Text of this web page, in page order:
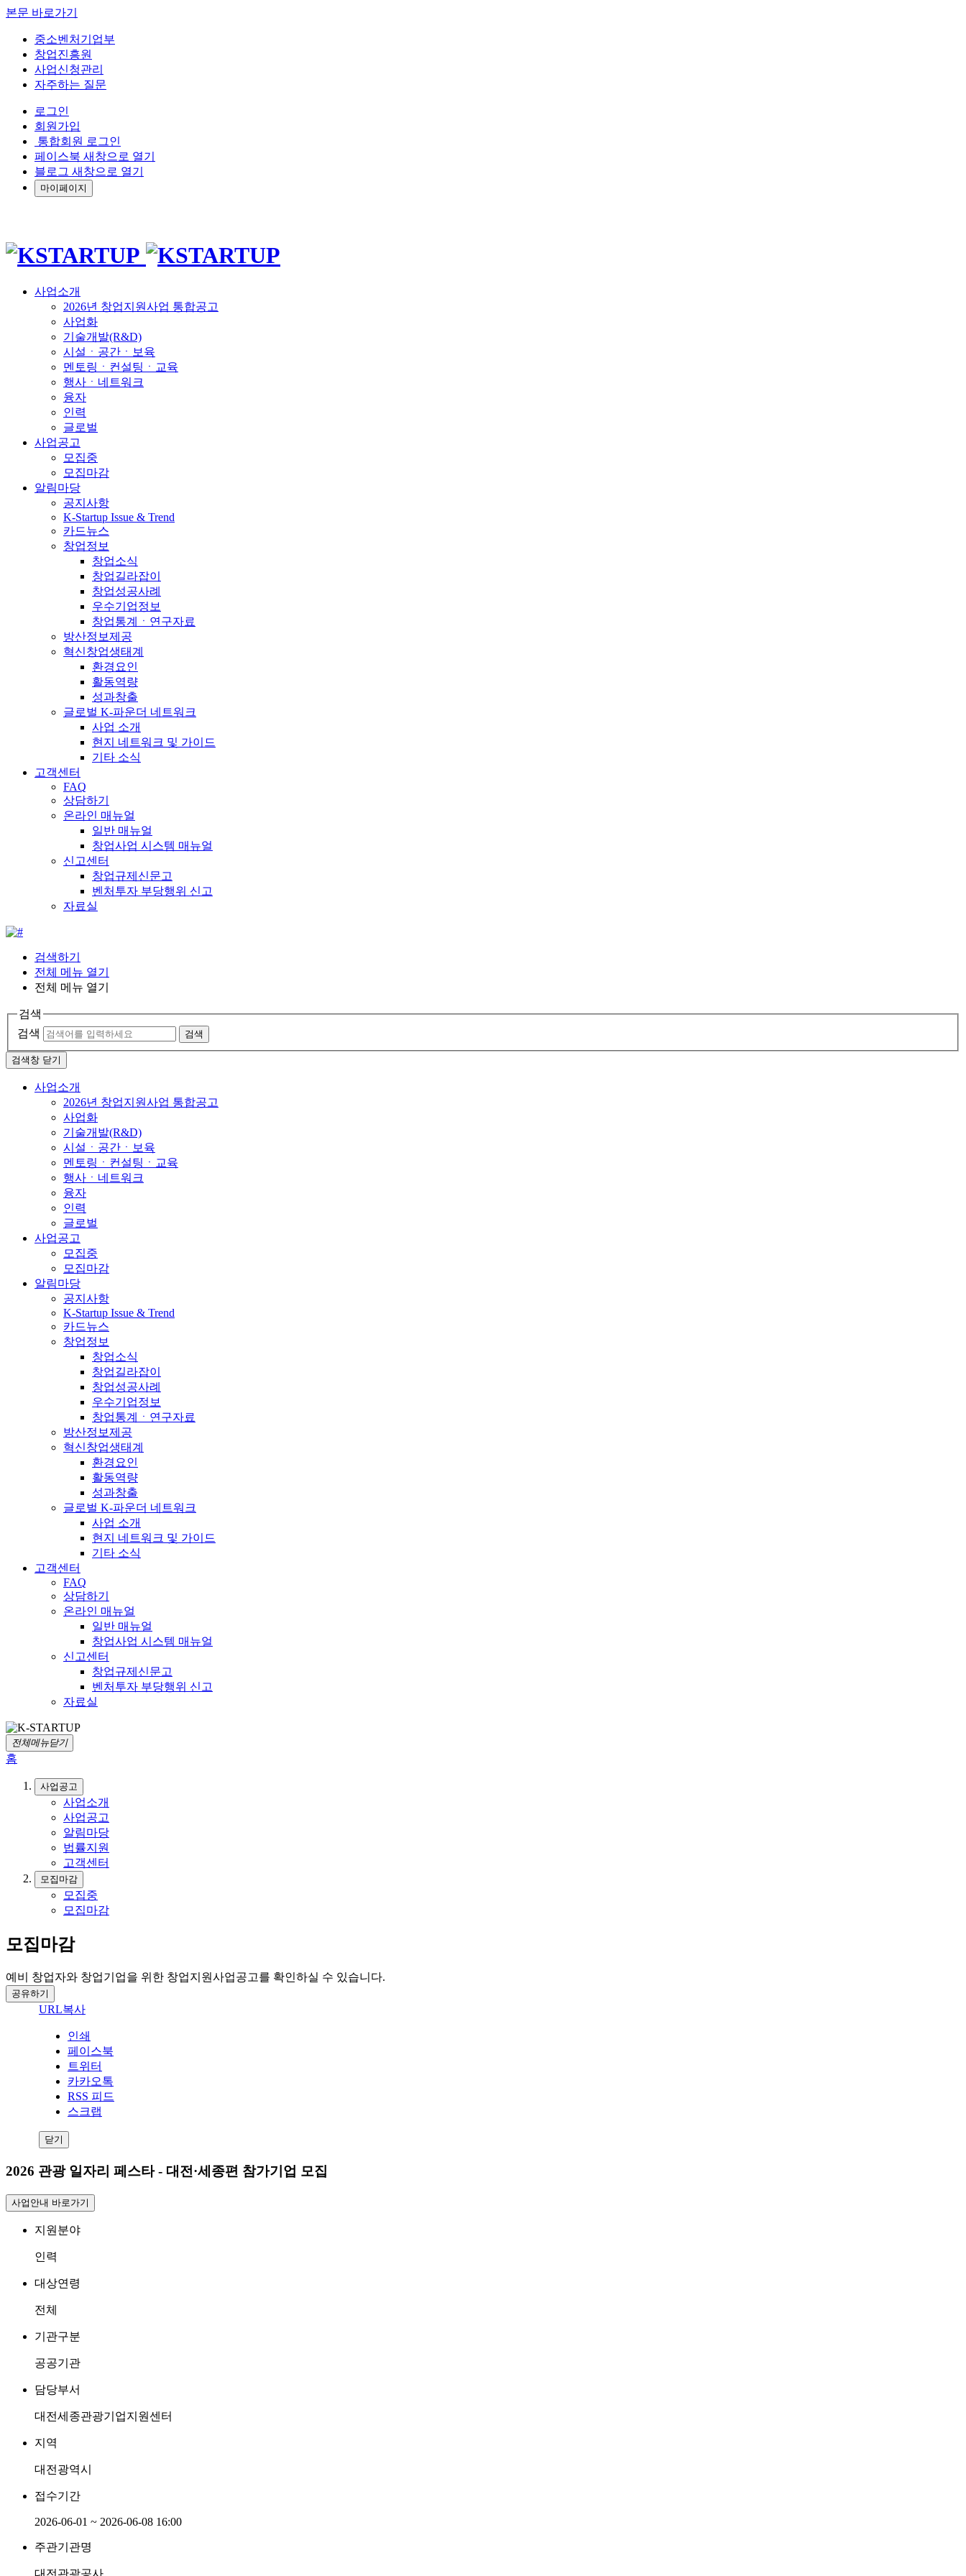
본문 바로가기
중소벤처기업부
창업진흥원
사업신청관리
자주하는 질문
로그인
회원가입
통합회원 로그인
페이스북 새창으로 열기
블로그 새창으로 열기
마이페이지
사업소개
2026년 창업지원사업 통합공고
사업화
기술개발(R&D)
시설ㆍ공간ㆍ보육
멘토링ㆍ컨설팅ㆍ교육
행사ㆍ네트워크
융자
인력
글로벌
사업공고
모집중
모집마감
알림마당
공지사항
K-Startup Issue & Trend
카드뉴스
창업정보
창업소식
창업길라잡이
창업성공사례
우수기업정보
창업통계ㆍ연구자료
방산정보제공
혁신창업생태계
환경요인
활동역량
성과창출
글로벌 K-파운더 네트워크
사업 소개
현지 네트워크 및 가이드
기타 소식
고객센터
FAQ
상담하기
온라인 매뉴얼
일반 매뉴얼
창업사업 시스템 매뉴얼
신고센터
창업규제신문고
벤처투자 부당행위 신고
자료실
검색하기
전체 메뉴 열기
전체 메뉴 열기
검색
검색
검색
검색창 닫기
사업소개
2026년 창업지원사업 통합공고
사업화
기술개발(R&D)
시설ㆍ공간ㆍ보육
멘토링ㆍ컨설팅ㆍ교육
행사ㆍ네트워크
융자
인력
글로벌
사업공고
모집중
모집마감
알림마당
공지사항
K-Startup Issue & Trend
카드뉴스
창업정보
창업소식
창업길라잡이
창업성공사례
우수기업정보
창업통계ㆍ연구자료
방산정보제공
혁신창업생태계
환경요인
활동역량
성과창출
글로벌 K-파운더 네트워크
사업 소개
현지 네트워크 및 가이드
기타 소식
고객센터
FAQ
상담하기
온라인 매뉴얼
일반 매뉴얼
창업사업 시스템 매뉴얼
신고센터
창업규제신문고
벤처투자 부당행위 신고
자료실
전체메뉴닫기
홈
사업공고
사업소개
사업공고
알림마당
법률지원
고객센터
모집마감
모집중
모집마감
모집마감
예비 창업자와 창업기업을 위한 창업지원사업공고를 확인하실 수 있습니다.
공유하기
URL복사
인쇄
페이스북
트위터
카카오톡
RSS 피드
스크랩
닫기
2026 관광 일자리 페스타 - 대전·세종편 참가기업 모집
사업안내 바로가기
지원분야
인력
대상연령
전체
기관구분
공공기관
담당부서
대전세종관광기업지원센터
지역
대전광역시
접수기간
2026-06-01 ~ 2026-06-08 16:00
주관기관명
대전관광공사